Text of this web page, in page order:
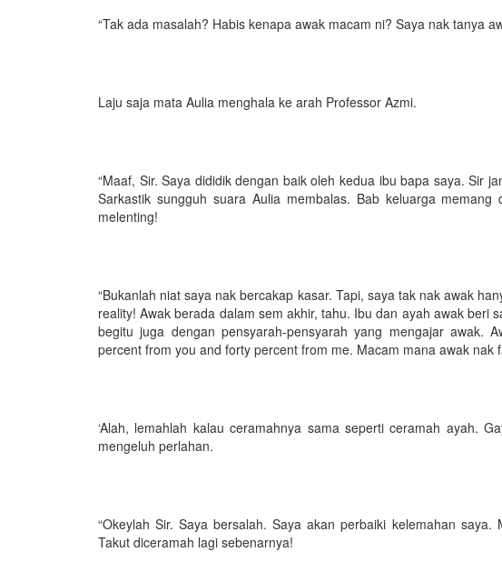
“Tak ada masalah? Habis kenapa awak macam ni? Saya nak tanya
Laju saja mata Aulia menghala ke arah Professor Azmi.
“Maaf, Sir. Saya dididik dengan baik oleh kedua ibu bapa saya. Sir
Sarkastik sungguh suara Aulia membalas. Bab keluarga
melenting!
“Bukanlah niat saya nak bercakap kasar. Tapi, saya tak nak awak
reality! Awak berada dalam sem akhir, tahu. Ibu dan ayah awak beri
begitu juga dengan pensyarah-pensyarah yang mengajar awak.
percent from you and forty percent from me. Macam mana awak nak
‘Alah, lemahlah kalau ceramahnya sama seperti ceramah ayah.
mengeluh perlahan.
“Okeylah Sir. Saya bersalah. Saya akan perbaiki kelemahan saya.
Takut diceramah lagi sebenarnya!